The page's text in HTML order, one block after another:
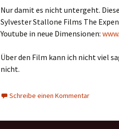
Nur damit es nicht untergeht.
Sylvester Stallone Films The
Youtube in neue Dimensionen:
Über den Film kann ich nicht viel
nicht.
Schreibe einen Kommentar